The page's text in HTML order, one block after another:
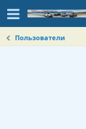
Пользователи